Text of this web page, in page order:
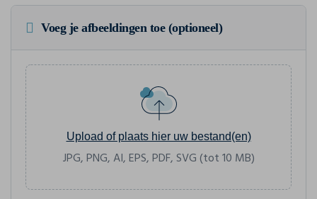
Voeg je afbeeldingen toe (optioneel)
Upload of plaats hier uw bestand(en)
JPG, PNG, AI, EPS, PDF, SVG (tot 10 MB)